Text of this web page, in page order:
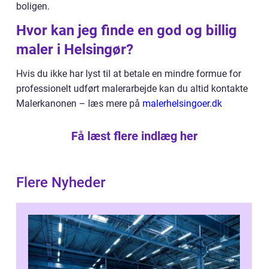
boligen.
Hvor kan jeg finde en god og billig
maler i Helsingør?
Hvis du ikke har lyst til at betale en mindre formue for
professionelt udført malerarbejde kan du altid kontakte
Malerkanonen – læs mere på malerhelsingoer.dk
Få læst flere indlæg her
Flere Nyheder